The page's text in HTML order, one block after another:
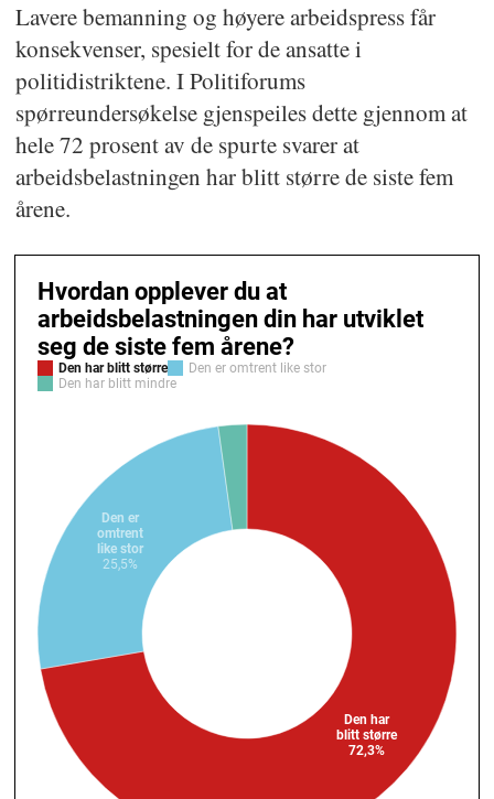
Lavere bemanning og høyere arbeidspress får
konsekvenser, spesielt for de ansatte i
politidistriktene. I Politiforums
spørreundersøkelse gjenspeiles dette gjennom at
hele 72 prosent av de spurte svarer at
arbeidsbelastningen har blitt større de siste fem
årene.